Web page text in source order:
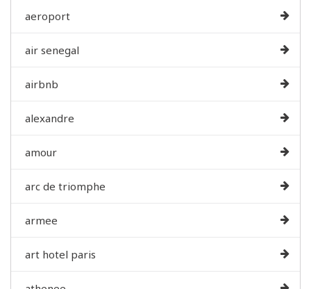
aeroport
air senegal
airbnb
alexandre
amour
arc de triomphe
armee
art hotel paris